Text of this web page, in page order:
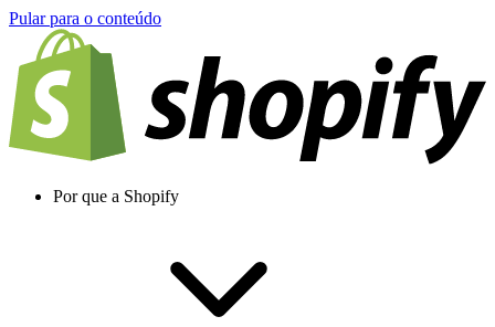
Pular para o conteúdo
Por que a Shopify